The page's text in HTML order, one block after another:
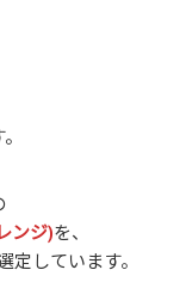
ンジ)を、
定しています。